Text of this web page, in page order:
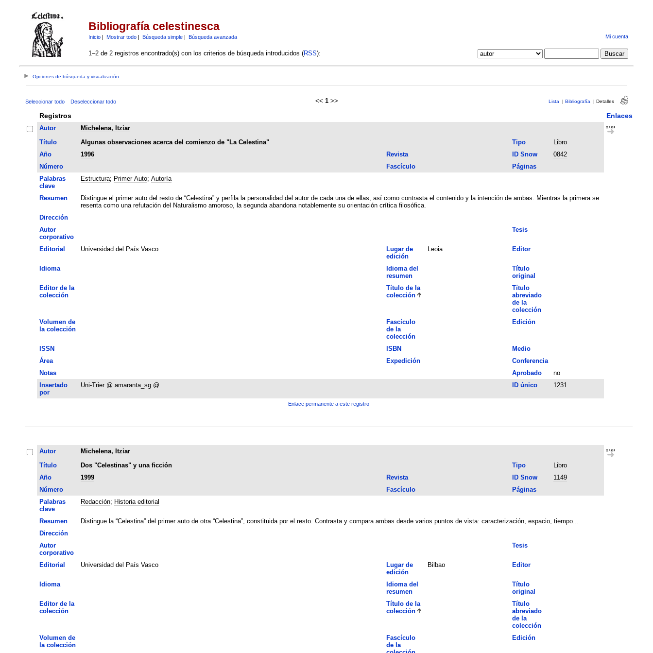
Bibliografía celestinesca
Inicio| Mostrar todo| Búsqueda simple| Búsqueda avanzada Mi cuenta
1–2 de 2 registros encontrado(s) con los criterios de búsqueda introducidos (RSS):
Opciones de búsqueda y visualización
Seleccionar todo Deseleccionar todo << 1 >> Lista | Bibliografía | Detalles
Registros Enlaces
Autor
Michelena, Itziar
Título
Algunas observaciones acerca del comienzo de "La Celestina" Tipo
Libro
Año
1996 Revista ID Snow
0842
Número
Fascículo
Páginas
Palabras
clave
Estructura; Primer Auto; Autoría
Resumen
Distingue el primer auto del resto de “Celestina” y perfila la personalidad del autor de cada una de ellas, así como contrasta el contenido y la intención de ambas. Mientras la primera se
resenta como una refutación del Naturalismo amoroso, la segunda abandona notablemente su orientación crítica filosófica.
Dirección
Autor
corporativo
Tesis
Editorial Universidad del País Vasco
Lugar de
edición
Leoia Editor
Idioma
Idioma del
resumen
Título
original
Editor de la
colección
Título de la
colección
Título
abreviado
de la
colección
Volumen de
la colección
Fascículo
de la
colección
Edición
ISSN ISBN
Medio
Área
Expedición
Conferencia
Notas
Aprobado
no
Insertado
por
Uni-Trier @ amaranta_sg @ ID único 1231
Enlace permanente a este registro
Autor
Michelena, Itziar
Título
Dos "Celestinas" y una ficción Tipo
Libro
Año
1999 Revista ID Snow
1149
Número
Fascículo
Páginas
Palabras
clave
Redacción; Historia editorial
Resumen
Distingue la “Celestina” del primer auto de otra “Celestina”, constituida por el resto. Contrasta y compara ambas desde varios puntos de vista: caracterización, espacio, tiempo...
Dirección
Autor
corporativo
Tesis
Editorial Universidad del País Vasco
Lugar de
edición
Bilbao Editor
Idioma
Idioma del
resumen
Título
original
Editor de la
colección
Título de la
colección
Título
abreviado
de la
colección
Volumen de
la colección
Fascículo
de la
Edición